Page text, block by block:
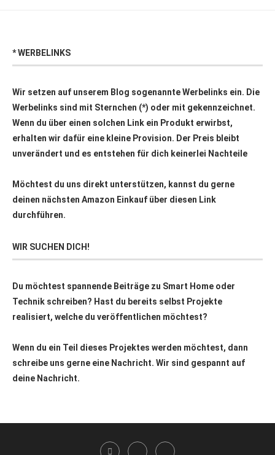
* WERBELINKS
Wir setzen auf unserem Blog sogenannte Werbelinks ein. Die
Werbelinks sind mit Sternchen (*) oder mit gekennzeichnet.
Wenn du über einen solchen Link ein Produkt erwirbst,
erhalten wir dafür eine kleine Provision. Der Preis bleibt
unverändert und es entstehen für dich keinerlei Nachteile
Möchtest du uns direkt unterstützen, kannst du gerne
deinen nächsten Amazon Einkauf über diesen Link
durchführen.
WIR SUCHEN DICH!
Du möchtest spannende Beiträge zu Smart Home oder
Technik schreiben? Hast du bereits selbst Projekte
realisiert, welche du veröffentlichen möchtest?
Wenn du ein Teil dieses Projektes werden möchtest, dann
schreibe uns gerne eine Nachricht. Wir sind gespannt auf
deine Nachricht.